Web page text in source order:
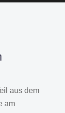
aus dem
am